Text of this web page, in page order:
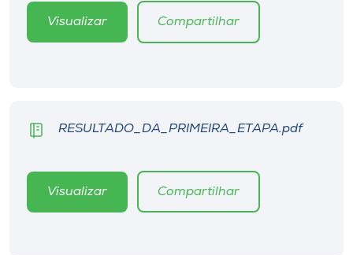
Rádio
Store
o idioma
Visualizar Compartilhar
RESULTADO_DA_PRIMEIRA_ETAPA.pdf
Visualizar Compartilhar